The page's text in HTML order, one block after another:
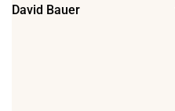
David Bauer